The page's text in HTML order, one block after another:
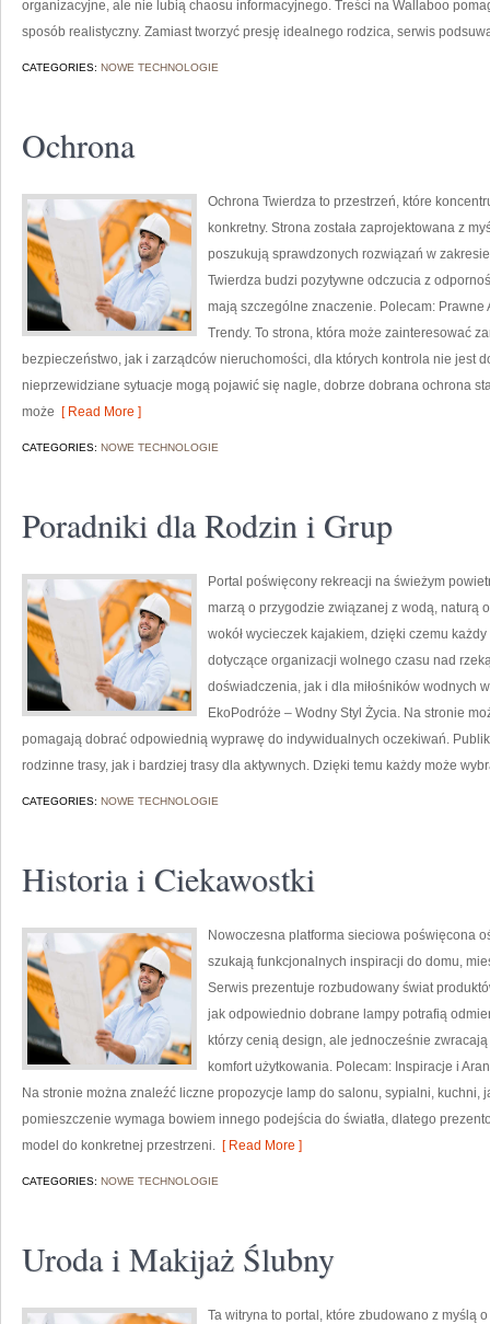
organizacyjne, ale nie lubią chaosu informacyjnego. Treści na Wallaboo
sposób realistyczny. Zamiast tworzyć presję idealnego rodzica, serwis
CATEGORIES: NOWE TECHNOLOGIE
Ochrona
Ochrona Twierdza to przestrzeń, które
konkretny. Strona została zaprojektowana z
poszukują sprawdzonych rozwiązań w
Twierdza budzi pozytywne odczucia z
mają szczególne znaczenie. Polecam:
Trendy. To strona, która może zainteresować
bezpieczeństwo, jak i zarządców nieruchomości, dla których kontrola nie jest
nieprzewidziane sytuacje mogą pojawić się nagle, dobrze dobrana ochrona
może [ Read More ]
CATEGORIES: NOWE TECHNOLOGIE
Poradniki dla Rodzin i Grup
Portal poświęcony rekreacji na świeżym
marzą o przygodzie związanej z wodą, naturą
wokół wycieczek kajakiem, dzięki czemu
dotyczące organizacji wolnego czasu nad
doświadczenia, jak i dla miłośników wodnych
EkoPodróże – Wodny Styl Życia. Na stronie
pomagają dobrać odpowiednią wyprawę do indywidualnych oczekiwań.
rodzinne trasy, jak i bardziej trasy dla aktywnych. Dzięki temu każdy może
CATEGORIES: NOWE TECHNOLOGIE
Historia i Ciekawostki
Nowoczesna platforma sieciowa poświęcona
szukają funkcjonalnych inspiracji do domu,
Serwis prezentuje rozbudowany świat
jak odpowiednio dobrane lampy potrafią
którzy cenią design, ale jednocześnie
komfort użytkowania. Polecam: Inspiracje i
Na stronie można znaleźć liczne propozycje lamp do salonu, sypialni, kuchni,
pomieszczenie wymaga bowiem innego podejścia do światła, dlatego
model do konkretnej przestrzeni. [ Read More ]
CATEGORIES: NOWE TECHNOLOGIE
Uroda i Makijaż Ślubny
Ta witryna to portal, które zbudowano z myślą